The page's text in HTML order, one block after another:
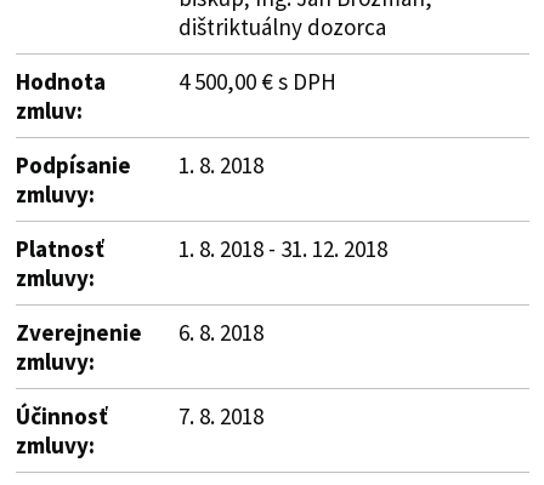
dištriktuálny dozorca
Hodnota
zmluv:
4 500,00 € s DPH
Podpísanie
zmluvy:
1. 8. 2018
Platnosť
zmluvy:
1. 8. 2018 - 31. 12. 2018
Zverejnenie
zmluvy:
6. 8. 2018
Účinnosť
zmluvy:
7. 8. 2018